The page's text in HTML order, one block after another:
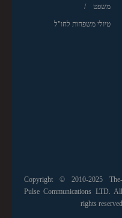
משפט
טיולי משפחות לחו"ל
Copyright © 2010-2025 The-
Pulse Communications LTD. All
rights reserved